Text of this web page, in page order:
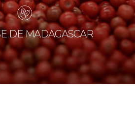
DE MADAGASCAR